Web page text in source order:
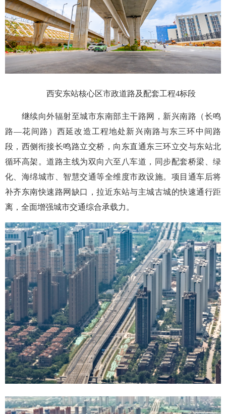
西安东站核心区市政道路及配套工程4标段
继续向外辐射至城市东南部主干路网，新兴南路（长鸣
路—花间路）西延改造工程地处新兴南路与东三环中间路
段，西侧衔接长鸣路立交桥，向东直通东三环立交与东站北
循环高架。道路主线为双向六至八车道，同步配套桥梁、绿
化、海绵城市、智慧交通等全维度市政设施。项目通车后将
补齐东南快速路网缺口，拉近东站与主城古城的快速通行距
离，全面增强城市交通综合承载力。